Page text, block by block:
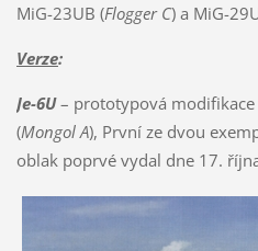
MiG-23UB (Flogger C) a MiG-
Verze:
Je-6U– prototypová
(Mongol A), První ze dvou
oblak poprvé vydal dne 17.